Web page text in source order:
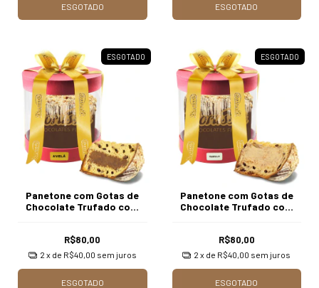
ESGOTADO ESGOTADO
ESGOTADO
Panetone com Gotas de
Chocolate Trufado com
R$80,00
2 x de R$40,00 sem juros
ESGOTADO
ESGOTADO
Panetone com Gotas de
Chocolate Trufado com
R$80,00
2 x de R$40,00 sem juros
ESGOTADO